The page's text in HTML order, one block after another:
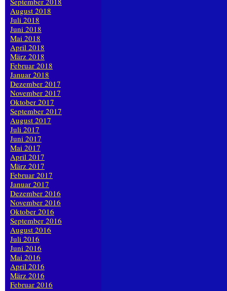
August 2018
Juli 2018
Juni 2018
Mai 2018
April 2018
März 2018
Februar 2018
Januar 2018
Dezember 2017
November 2017
Oktober 2017
September 2017
August 2017
Juli 2017
Juni 2017
Mai 2017
April 2017
März 2017
Februar 2017
Januar 2017
Dezember 2016
November 2016
Oktober 2016
September 2016
August 2016
Juli 2016
Juni 2016
Mai 2016
April 2016
März 2016
Februar 2016